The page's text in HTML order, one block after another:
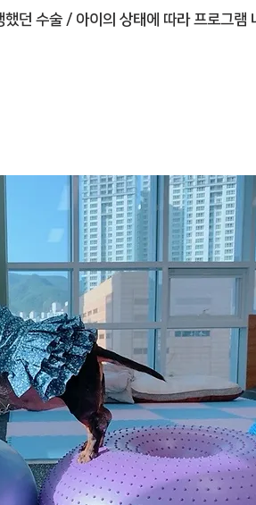
했던 수술 / 아이의 상태에 따라 프로그램